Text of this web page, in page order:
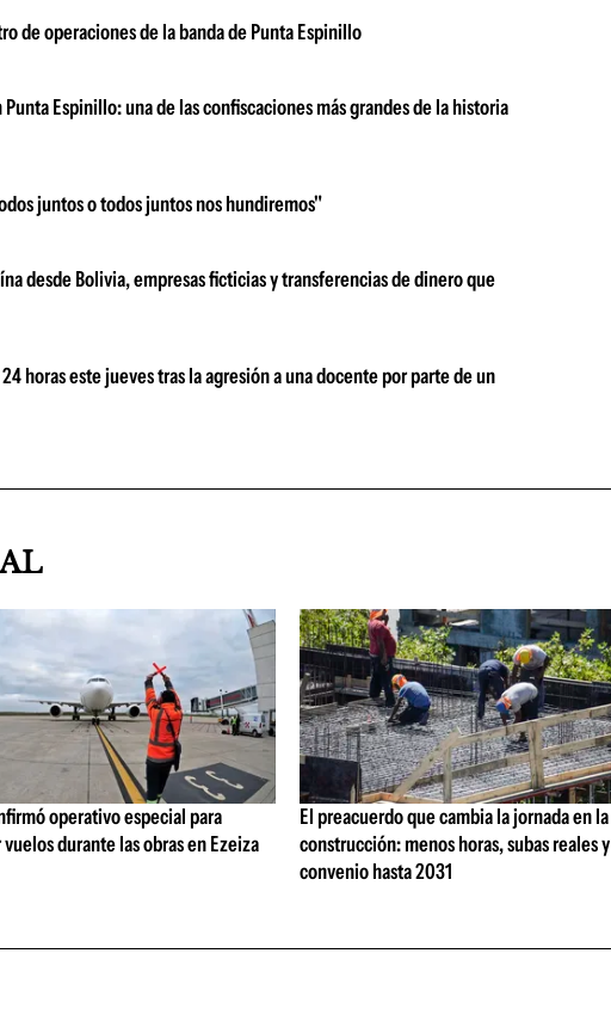
de operaciones de la banda de Punta Espinillo
Espinillo: una de las confiscaciones más grandes de la historia
juntos o todos juntos nos hundiremos"
desde Bolivia, empresas ficticias y transferencias de dinero que
horas este jueves tras la agresión a una docente por parte de un
operativo especial para
durante las obras en Ezeiza
El preacuerdo que cambia la jornada en la
construcción: menos horas, subas reales y
convenio hasta 2031